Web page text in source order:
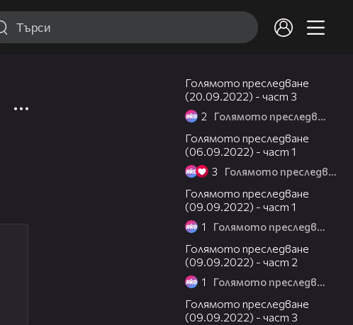
Голямото преследване
(20.09.2022) - част 3
2 Голямото преследване
Голямото преследване
(06.09.2022) - част 1
3 Голямото преследване
Голямото преследване
(09.09.2022) - част 1
1 Голямото преследване
Голямото преследване
(09.09.2022) - част 2
1 Голямото преследване
Голямото преследване
(09.09.2022) - част 3